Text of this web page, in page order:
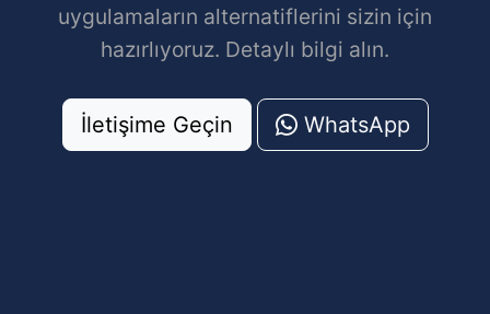
uygulamaların alternatiflerini sizin için
hazırlıyoruz. Detaylı bilgi alın.
İletişime Geçin WhatsApp